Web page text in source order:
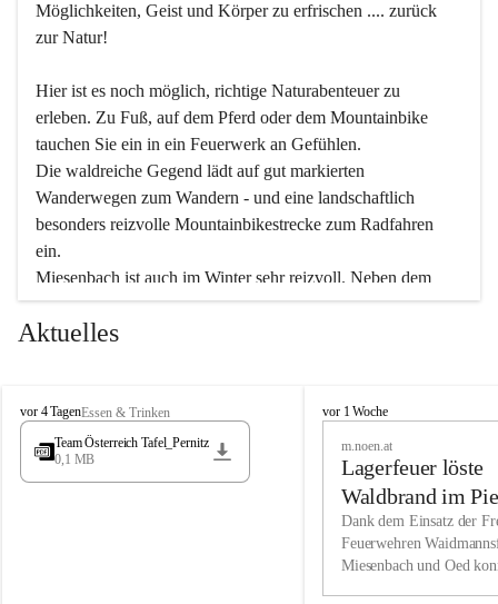
Möglichkeiten, Geist und Körper zu erfrischen .... zurück
zur Natur!
Hier ist es noch möglich, richtige Naturabenteuer zu
erleben. Zu Fuß, auf dem Pferd oder dem Mountainbike
tauchen Sie ein in ein Feuerwerk an Gefühlen.
Die waldreiche Gegend lädt auf gut markierten
Wanderwegen zum Wandern - und eine landschaftlich
besonders reizvolle Mountainbikestrecke zum Radfahren
ein.
Miesenbach ist auch im Winter sehr reizvoll. Neben dem
Eisstockschießen gibt es auf dem nahe gelegenen Unterberg
wunderschöne Naturschneepisten, die zum Schifahren oder
vielfältige Angebot unserer Kulturvereine.
Überzeugen Sie sich selbst, dass Sie in Miesenbach sowie
in den Beherbergungsbetrieben, Gaststätten und urigen
Wir kennen Miesenbach als lebens- und liebenswerten Ort.
Tradition und Innovation werden ebenso groß geschrieben
Aktuelles
M
i
s
vor 4 TagenEssen & Trinken
Team Österreich Tafel_Pernitz
0,1 MB
M
h
vor 1 Woche
m.noen.at
Lagerfeuer löste
Waldbrand im
aus
Dank dem Einsatz der
Feuerwehren
Miesenbach und Oed